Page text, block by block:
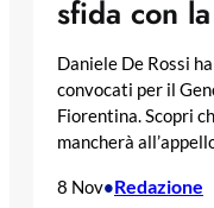
sfida con
Daniele De Rossi
convocati per il
Fiorentina. Scopri
mancherà
8 Nov•Redazione